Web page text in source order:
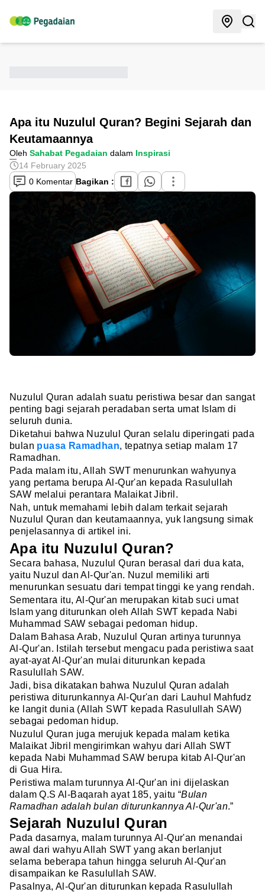
Apa itu Nuzulul Quran? Begini Sejarah dan
Keutamaannya
Oleh Sahabat Pegadaian dalam Inspirasi
14 February 2025
0 Komentar Bagikan :
Nuzulul Quran adalah suatu peristiwa besar dan sangat
penting bagi sejarah peradaban serta umat Islam di
seluruh dunia.
Diketahui bahwa Nuzulul Quran selalu diperingati pada
bulan puasa Ramadhan, tepatnya setiap malam 17
Ramadhan.
Pada malam itu, Allah SWT menurunkan wahyunya
yang pertama berupa Al-Qur'an kepada Rasulullah
SAW melalui perantara Malaikat Jibril.
Nah, untuk memahami lebih dalam terkait sejarah
Nuzulul Quran dan keutamaannya, yuk langsung simak
penjelasannya di artikel ini.
Apa itu Nuzulul Quran?
Secara bahasa, Nuzulul Quran berasal dari dua kata,
yaitu Nuzul dan Al-Qur'an. Nuzul memiliki arti
menurunkan sesuatu dari tempat tinggi ke yang rendah.
Sementara itu, Al-Qur'an merupakan kitab suci umat
Islam yang diturunkan oleh Allah SWT kepada Nabi
Muhammad SAW sebagai pedoman hidup.
Dalam Bahasa Arab, Nuzulul Quran artinya turunnya
Al-Qur'an. Istilah tersebut mengacu pada peristiwa saat
ayat-ayat Al-Qur'an mulai diturunkan kepada
Rasulullah SAW.
Jadi, bisa dikatakan bahwa Nuzulul Quran adalah
peristiwa diturunkannya Al-Qur'an dari Lauhul Mahfudz
ke langit dunia (Allah SWT kepada Rasulullah SAW)
sebagai pedoman hidup.
Nuzulul Quran juga merujuk kepada malam ketika
Malaikat Jibril mengirimkan wahyu dari Allah SWT
kepada Nabi Muhammad SAW berupa kitab Al-Qur'an
di Gua Hira.
Peristiwa malam turunnya Al-Qur'an ini dijelaskan
dalam Q.S Al-Baqarah ayat 185, yaitu “Bulan
Ramadhan adalah bulan diturunkannya Al-Qur'an.”
Sejarah Nuzulul Quran
Pada dasarnya, malam turunnya Al-Qur'an menandai
awal dari wahyu Allah SWT yang akan berlanjut
selama beberapa tahun hingga seluruh Al-Qur'an
disampaikan ke Rasulullah SAW.
Pasalnya, Al-Qur'an diturunkan kepada Rasulullah